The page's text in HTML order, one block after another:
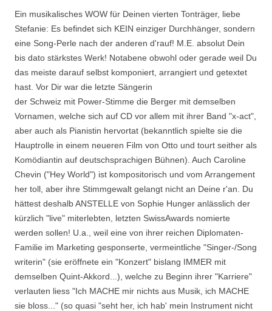
Ein musikalisches WOW für Deinen vierten Tonträger, liebe
Stefanie: Es befindet sich KEIN einziger Durchhänger, sondern
eine Song-Perle nach der anderen d'rauf! M.E. absolut Dein
bis dato stärkstes Werk! Notabene obwohl oder gerade weil Du
das meiste darauf selbst komponiert, arrangiert und getextet
hast. Vor Dir war die letzte Sängerin
der Schweiz mit Power-Stimme die Berger mit demselben
Vornamen, welche sich auf CD vor allem mit ihrer Band "x-act",
aber auch als Pianistin hervortat (bekanntlich spielte sie die
Hauptrolle in einem neueren Film von Otto und tourt seither als
Komödiantin auf deutschsprachigen Bühnen). Auch Caroline
Chevin ("Hey World") ist kompositorisch und vom Arrangement
her toll, aber ihre Stimmgewalt gelangt nicht an Deine r'an. Du
hättest deshalb ANSTELLE von Sophie Hunger anlässlich der
kürzlich "live" miterlebten, letzten SwissAwards nomierte
werden sollen! U.a., weil eine von ihrer reichen Diplomaten-
Familie im Marketing gesponserte, vermeintliche "Singer-/Song
writerin" (sie eröffnete ein "Konzert" bislang IMMER mit
demselben Quint-Akkord...), welche zu Beginn ihrer "Karriere"
verlauten liess "Ich MACHE mir nichts aus Musik, ich MACHE
sie bloss..." (so quasi "seht her, ich hab' mein Instrument nicht